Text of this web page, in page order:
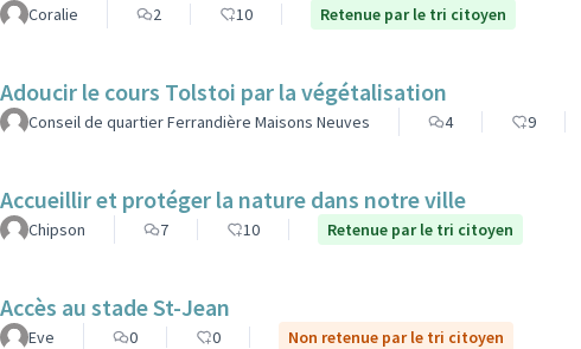
Coralie 2 10 Retenue par le tri citoyen
Adoucir le cours Tolstoi par la végétalisation
Conseil de quartier Ferrandière Maisons Neuves 4 9
Accueillir et protéger la nature dans notre ville
Chipson 7 10 Retenue par le tri citoyen
Accès au stade St-Jean
Eve 0 0 Non retenue par le tri citoyen